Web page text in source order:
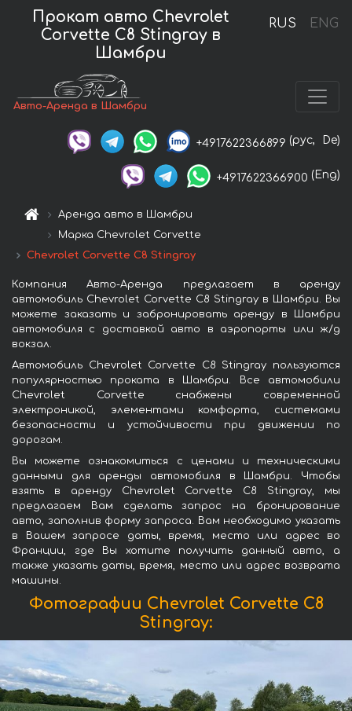
RUS ENG
Прокат авто Chevrolet
Corvette C8 Stingray в
Шамбри
Авто-Аренда в Шамбри
+4917622366899 (рус, De)
+4917622366900 (Eng)
Аренда авто в Шамбри
Марка Chevrolet Corvette
Chevrolet Corvette C8 Stingray
Компания Авто-Аренда предлагает в аренду
автомобиль Chevrolet Corvette C8 Stingray в Шамбри. Вы
можете заказать и забронировать аренду в Шамбри
автомобиля с доставкой авто в аэропорты или ж/д
вокзал.
Автомобиль Chevrolet Corvette C8 Stingray пользуются
популярностью проката в Шамбри. Все автомобили
Chevrolet Corvette снабжены современной
электроникой, элементами комфорта, системами
безопасности и устойчивости при движении по
дорогам.
Вы можете ознакомиться с ценами и техническими
данными для аренды автомобиля в Шамбри. Чтобы
взять в аренду Chevrolet Corvette C8 Stingray, мы
предлагаем Вам сделать запрос на бронирование
авто, заполнив форму запроса. Вам необходимо указать
в Вашем запросе даты, время, место или адрес во
Франции, где Вы хотите получить данный авто, а
также указать даты, время, место или адрес возврата
машины.
Фотографии Chevrolet Corvette C8
Stingray: